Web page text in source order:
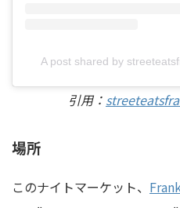
A post shared by
引用：
場所
このナイトマーケット、